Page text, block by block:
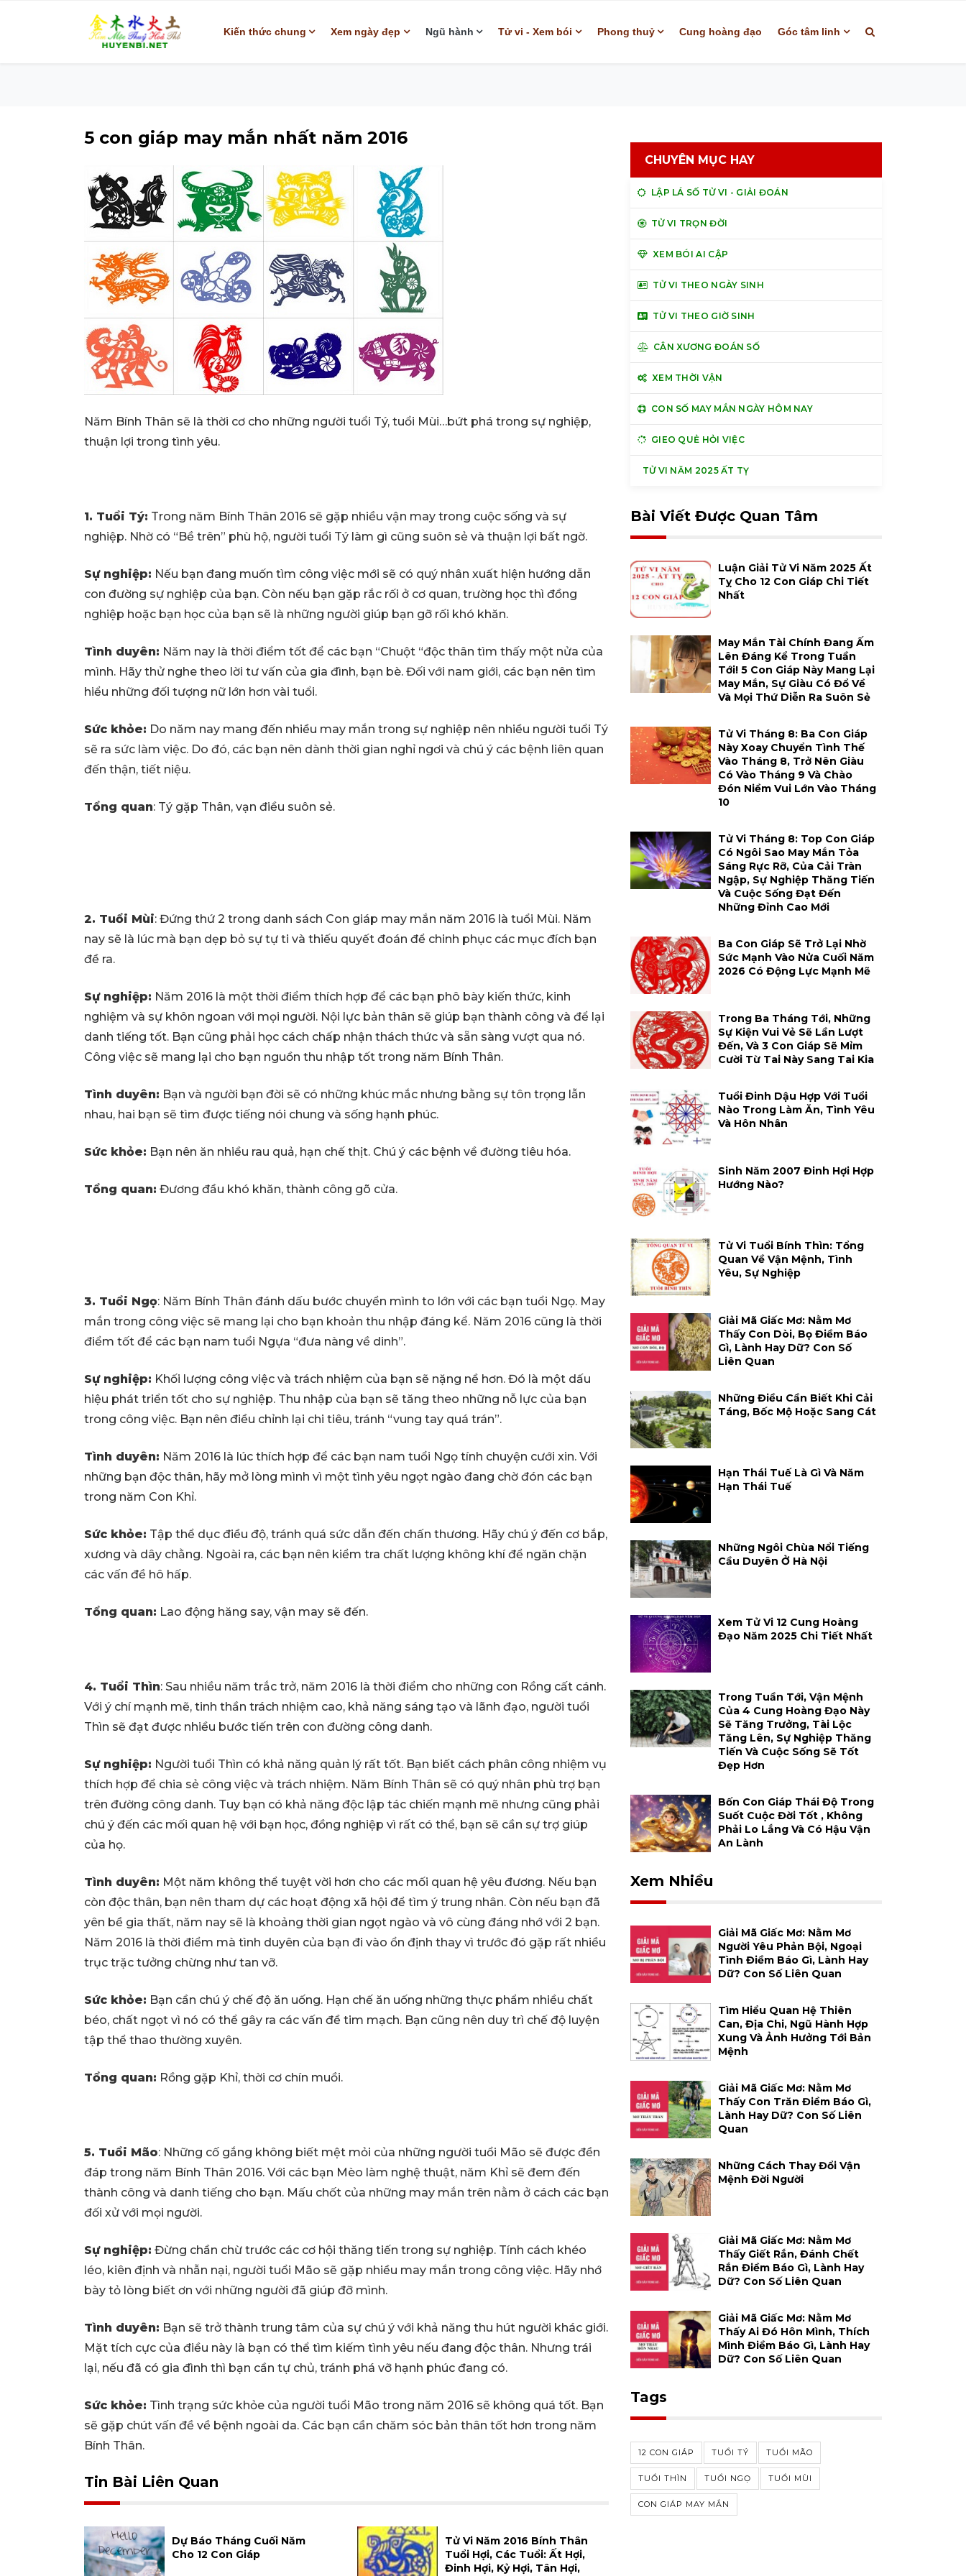
Kiến thức chung Xem ngày đẹp Ngũ hành Tử vi - Xem bói Phong thuỷ Cung hoàng đạo Góc tâm linh
5 con giáp may mắn nhất năm 2016
Năm Bính Thân sẽ là thời cơ cho những người tuổi Tý, tuổi Mùi…bứt phá trong sự nghiệp,
thuận lợi trong tình yêu.
1. Tuổi Tý: Trong năm Bính Thân 2016 sẽ gặp nhiều vận may trong cuộc sống và sự
nghiệp. Nhờ có “Bề trên” phù hộ, người tuổi Tý làm gì cũng suôn sẻ và thuận lợi bất ngờ.
Sự nghiệp: Nếu bạn đang muốn tìm công việc mới sẽ có quý nhân xuất hiện hướng dẫn
con đường sự nghiệp của bạn. Còn nếu bạn gặp rắc rối ở cơ quan, trường học thì đồng
nghiệp hoặc bạn học của bạn sẽ là những người giúp bạn gỡ rối khó khăn.
Tình duyên: Năm nay là thời điểm tốt để các bạn “Chuột “độc thân tìm thấy một nửa của
mình. Hãy thử nghe theo lời tư vấn của gia đình, bạn bè. Đối với nam giới, các bạn nên tìm
hiểu những đối tượng nữ lớn hơn vài tuổi.
Sức khỏe: Do năm nay mang đến nhiều may mắn trong sự nghiệp nên nhiều người tuổi Tý
sẽ ra sức làm việc. Do đó, các bạn nên dành thời gian nghỉ ngơi và chú ý các bệnh liên quan
đến thận, tiết niệu.
Tổng quan: Tý gặp Thân, vạn điều suôn sẻ.
2. Tuổi Mùi: Đứng thứ 2 trong danh sách Con giáp may mắn năm 2016 là tuổi Mùi. Năm
nay sẽ là lúc mà bạn dẹp bỏ sự tự ti và thiếu quyết đoán để chinh phục các mục đích bạn
đề ra.
Sự nghiệp: Năm 2016 là một thời điểm thích hợp để các bạn phô bày kiến thức, kinh
nghiệm và sự khôn ngoan với mọi người. Nội lực bản thân sẽ giúp bạn thành công và để lại
danh tiếng tốt. Bạn cũng phải học cách chấp nhận thách thức và sẵn sàng vượt qua nó.
Công việc sẽ mang lại cho bạn nguồn thu nhập tốt trong năm Bính Thân.
Tình duyên: Bạn và người bạn đời sẽ có những khúc mắc nhưng bằng sự tôn trọng lẫn
nhau, hai bạn sẽ tìm được tiếng nói chung và sống hạnh phúc.
Sức khỏe: Bạn nên ăn nhiều rau quả, hạn chế thịt. Chú ý các bệnh về đường tiêu hóa.
Tổng quan: Đương đầu khó khăn, thành công gõ cửa.
3. Tuổi Ngọ: Năm Bính Thân đánh dấu bước chuyển mình to lớn với các bạn tuổi Ngọ. May
mắn trong công việc sẽ mang lại cho bạn khoản thu nhập đáng kể. Năm 2016 cũng là thời
điểm tốt để các bạn nam tuổi Ngựa “đưa nàng về dinh”.
Sự nghiệp: Khối lượng công việc và trách nhiệm của bạn sẽ nặng nề hơn. Đó là một dấu
hiệu phát triển tốt cho sự nghiệp. Thu nhập của bạn sẽ tăng theo những nỗ lực của bạn
trong công việc. Bạn nên điều chỉnh lại chi tiêu, tránh “vung tay quá trán”.
Tình duyên: Năm 2016 là lúc thích hợp để các bạn nam tuổi Ngọ tính chuyện cưới xin. Với
những bạn độc thân, hãy mở lòng mình vì một tình yêu ngọt ngào đang chờ đón các bạn
trong năm Con Khỉ.
Sức khỏe: Tập thể dục điều độ, tránh quá sức dẫn đến chấn thương. Hãy chú ý đến cơ bắp,
xương và dây chằng. Ngoài ra, các bạn nên kiểm tra chất lượng không khí để ngăn chặn
các vấn đề hô hấp.
Tổng quan: Lao động hăng say, vận may sẽ đến.
4. Tuổi Thìn: Sau nhiều năm trắc trở, năm 2016 là thời điểm cho những con Rồng cất cánh.
Với ý chí mạnh mẽ, tinh thần trách nhiệm cao, khả năng sáng tạo và lãnh đạo, người tuổi
Thìn sẽ đạt được nhiều bước tiến trên con đường công danh.
Sự nghiệp: Người tuổi Thìn có khả năng quản lý rất tốt. Bạn biết cách phân công nhiệm vụ
thích hợp để chia sẻ công việc và trách nhiệm. Năm Bính Thân sẽ có quý nhân phù trợ bạn
trên đường công danh. Tuy bạn có khả năng độc lập tác chiến mạnh mẽ nhưng cũng phải
chú ý đến các mối quan hệ với bạn học, đồng nghiệp vì rất có thể, bạn sẽ cần sự trợ giúp
của họ.
Tình duyên: Một năm không thể tuyệt vời hơn cho các mối quan hệ yêu đương. Nếu bạn
còn độc thân, bạn nên tham dự các hoạt động xã hội để tìm ý trung nhân. Còn nếu bạn đã
yên bề gia thất, năm nay sẽ là khoảng thời gian ngọt ngào và vô cùng đáng nhớ với 2 bạn.
Năm 2016 là thời điểm mà tình duyên của bạn đi vào ổn định thay vì trước đó gặp rất nhiều
trục trặc tưởng chừng như tan vỡ.
Sức khỏe: Bạn cần chú ý chế độ ăn uống. Hạn chế ăn uống những thực phẩm nhiều chất
béo, chất ngọt vì nó có thể gây ra các vấn đề tim mạch. Bạn cũng nên duy trì chế độ luyện
tập thể thao thường xuyên.
Tổng quan: Rồng gặp Khỉ, thời cơ chín muồi.
5. Tuổi Mão: Những cố gắng không biết mệt mỏi của những người tuổi Mão sẽ được đền
đáp trong năm Bính Thân 2016. Với các bạn Mèo làm nghệ thuật, năm Khỉ sẽ đem đến
thành công và danh tiếng cho bạn. Mấu chốt của những may mắn trên nằm ở cách các bạn
đối xử với mọi người.
Sự nghiệp: Đừng chần chừ trước các cơ hội thăng tiến trong sự nghiệp. Tính cách khéo
léo, kiên định và nhẫn nại, người tuổi Mão sẽ gặp nhiều may mắn trong công việc. Hãy nhớ
bày tỏ lòng biết ơn với những người đã giúp đỡ mình.
Tình duyên: Bạn sẽ trở thành trung tâm của sự chú ý với khả năng thu hút người khác giới.
Mặt tích cực của điều này là bạn có thể tìm kiếm tình yêu nếu đang độc thân. Nhưng trái
lại, nếu đã có gia đình thì bạn cần tự chủ, tránh phá vỡ hạnh phúc đang có.
Sức khỏe: Tình trạng sức khỏe của người tuổi Mão trong năm 2016 sẽ không quá tốt. Bạn
sẽ gặp chút vấn đề về bệnh ngoài da. Các bạn cần chăm sóc bản thân tốt hơn trong năm
Bính Thân.
Tin Bài Liên Quan
Dự Báo Tháng Cuối Năm
Cho 12 Con Giáp
Tử Vi Năm 2016 Bính Thân
Tuổi Hợi, Các Tuổi: Ất Hợi,
Đinh Hợi, Kỷ Hợi, Tân Hợi,
CHUYÊN MỤC HAY
LẬP LÁ SỐ TỬ VI - GIẢI ĐOÁN
TỬ VI TRỌN ĐỜI
XEM BÓI AI CẬP
TỬ VI THEO NGÀY SINH
TỬ VI THEO GIỜ SINH
CÂN XƯƠNG ĐOÁN SỐ
XEM THỜI VẬN
CON SỐ MAY MẮN NGÀY HÔM NAY
GIEO QUẺ HỎI VIỆC
TỬ VI NĂM 2025 ẤT TỴ
Bài Viết Được Quan Tâm
Luận Giải Tử Vi Năm 2025 Ất
Tỵ Cho 12 Con Giáp Chi Tiết
Nhất
May Mắn Tài Chính Đang Ấm
Lên Đáng Kể Trong Tuần
Tới! 5 Con Giáp Này Mang Lại
May Mắn, Sự Giàu Có Đổ Về
Và Mọi Thứ Diễn Ra Suôn Sẻ
Tử Vi Tháng 8: Ba Con Giáp
Này Xoay Chuyển Tình Thế
Vào Tháng 8, Trở Nên Giàu
Có Vào Tháng 9 Và Chào
Đón Niềm Vui Lớn Vào Tháng
10
Tử Vi Tháng 8: Top Con Giáp
Có Ngôi Sao May Mắn Tỏa
Sáng Rực Rỡ, Của Cải Tràn
Ngập, Sự Nghiệp Thăng Tiến
Và Cuộc Sống Đạt Đến
Những Đỉnh Cao Mới
Ba Con Giáp Sẽ Trở Lại Nhờ
Sức Mạnh Vào Nửa Cuối Năm
2026 Có Động Lực Mạnh Mẽ
Trong Ba Tháng Tới, Những
Sự Kiện Vui Vẻ Sẽ Lần Lượt
Đến, Và 3 Con Giáp Sẽ Mỉm
Cười Từ Tai Này Sang Tai Kia
Tuổi Đinh Dậu Hợp Với Tuổi
Nào Trong Làm Ăn, Tình Yêu
Và Hôn Nhân
Sinh Năm 2007 Đinh Hợi Hợp
Hướng Nào?
Tử Vi Tuổi Bính Thìn: Tổng
Quan Về Vận Mệnh, Tình
Yêu, Sự Nghiệp
Giải Mã Giấc Mơ: Nằm Mơ
Thấy Con Dòi, Bọ Điềm Báo
Gì, Lành Hay Dữ? Con Số
Liên Quan
Những Điều Cần Biết Khi Cải
Táng, Bốc Mộ Hoặc Sang Cát
Hạn Thái Tuế Là Gì Và Năm
Hạn Thái Tuế
Những Ngôi Chùa Nổi Tiếng
Cầu Duyên Ở Hà Nội
Xem Tử Vi 12 Cung Hoàng
Đạo Năm 2025 Chi Tiết Nhất
Trong Tuần Tới, Vận Mệnh
Của 4 Cung Hoàng Đạo Này
Sẽ Tăng Trưởng, Tài Lộc
Tăng Lên, Sự Nghiệp Thăng
Tiến Và Cuộc Sống Sẽ Tốt
Đẹp Hơn
Bốn Con Giáp Thái Độ Trong
Suốt Cuộc Đời Tốt , Không
Phải Lo Lắng Và Có Hậu Vận
An Lành
Xem Nhiều
Giải Mã Giấc Mơ: Nằm Mơ
Người Yêu Phản Bội, Ngoại
Tình Điềm Báo Gì, Lành Hay
Dữ? Con Số Liên Quan
Tìm Hiểu Quan Hệ Thiên
Can, Địa Chi, Ngũ Hành Hợp
Xung Và Ảnh Hưởng Tới Bản
Mệnh
Giải Mã Giấc Mơ: Nằm Mơ
Thấy Con Trăn Điềm Báo Gì,
Lành Hay Dữ? Con Số Liên
Quan
Những Cách Thay Đổi Vận
Mệnh Đời Người
Giải Mã Giấc Mơ: Nằm Mơ
Thấy Giết Rắn, Đánh Chết
Rắn Điềm Báo Gì, Lành Hay
Dữ? Con Số Liên Quan
Giải Mã Giấc Mơ: Nằm Mơ
Thấy Ai Đó Hôn Mình, Thích
Mình Điềm Báo Gì, Lành Hay
Dữ? Con Số Liên Quan
Tags
12 CON GIÁP TUỔI TÝ TUỔI MÃO
TUỔI THÌN TUỔI NGỌ TUỔI MÙI
CON GIÁP MAY MẮN